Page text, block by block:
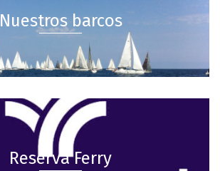
Nuestros barcos
Reserva Ferry